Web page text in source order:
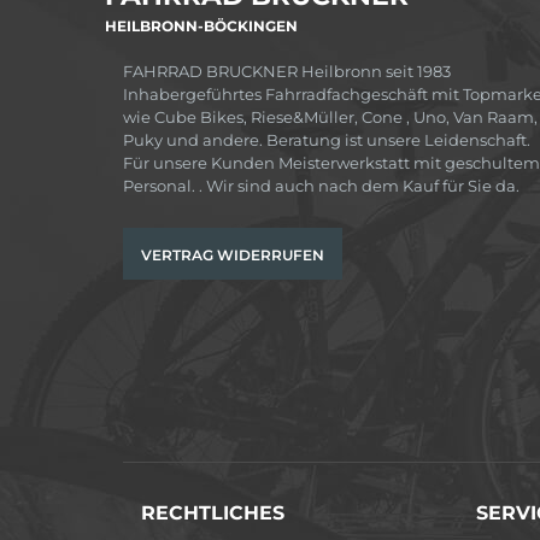
HEILBRONN-BÖCKINGEN
FAHRRAD BRUCKNER Heilbronn seit 1983
Inhabergeführtes Fahrradfachgeschäft mit
wie Cube Bikes, Riese&Müller, Cone , Uno, Van Raam,
Puky und andere. Beratung ist unsere Leidenschaft.
Für unsere Kunden Meisterwerkstatt mit geschultem
Personal. . Wir sind auch nach dem Kauf für Sie da.
VERTRAG WIDERRUFEN
RECHTLICHES